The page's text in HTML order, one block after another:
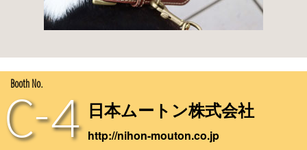
Booth No.
C-4 日本ムートン株式会社
http://nihon-mouton.co.jp